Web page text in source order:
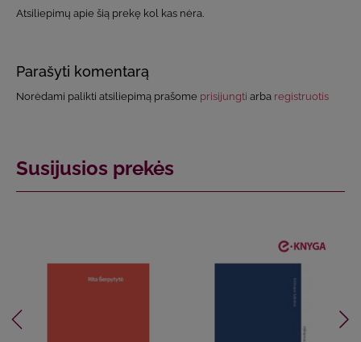
Atsiliepimų apie šią prekę kol kas nėra.
Parašyti komentarą
Norėdami palikti atsiliepimą prašome prisijungti arba registruotis
Susijusios prekės